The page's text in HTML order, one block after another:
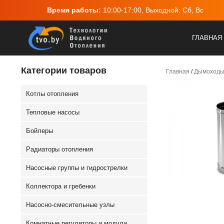
10:00-17:00, Выходной: Сб, Вс Адрес:г.Минск,
ГЛАВНАЯ
Главная /Дымоходы
Категории товаров
Котлы отопления
Тепловые насосы
Бойлеры
Радиаторы отопления
Насосные группы и гидрострелки
Коллектора и гребенки
Насосно-смесительные узлы